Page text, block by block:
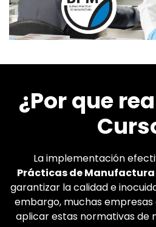
¿Por que
La implementación
Prácticas de Manufactura
garantizar la calidad e
embargo, muchas
aplicar estas normativas de